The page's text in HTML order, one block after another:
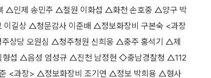
△인제 송민주 △철원 이화섭 △화천 손호중 △양구 박
길상 △청문감사 이준배 △정보화장비 구본숙 <과장
상당 오원심 △청주청원 신희웅 △충주 홍석기 △제
섭 △음성 엄성규 △진천 남정현 ◇충남경찰청 △112
<과장> △정보화장비 조기연 △정보 박희용 △형사